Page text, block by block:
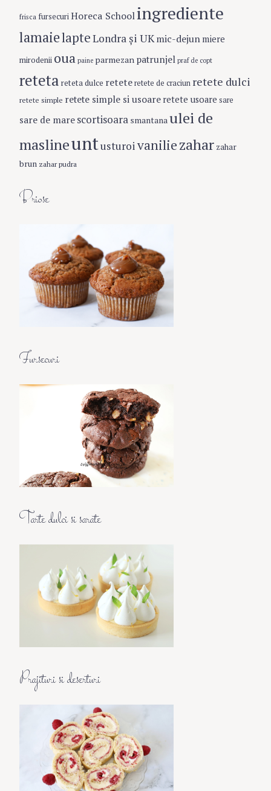
frisca fursecuriHoreca Schoolingrediente
lamaielapteLondra şi UKmic-dejun miere
mirodenii oua paine parmezan patrunjel praf de copt
reteta reteta dulce reteteretete de craciun retete dulci
retete simple retete simple si usoare retete usoare sare
sare de mare scortisoara smantanaulei de
maslineuntusturoivaniliezahar zahar
brun zahar pudra
Briose
Fursecuri
Tarte dulci si sarate
Prajituri si deserturi